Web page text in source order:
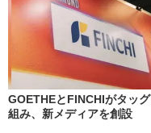
GOETHEとFINCHIがタッ
組み、新メディアを創設